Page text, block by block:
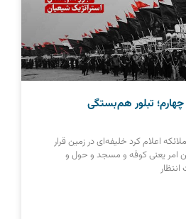
چهارم؛ تبلور هم‌بستگی
اعلام کرد خلیفه‌ای در زمین قرار
امر یعنی کوفه و مسجد و حول و